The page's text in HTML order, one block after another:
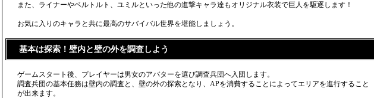
また、ライナーやベルトルト、ユミルといった他の進撃キャラ達もオリジナル衣装で巨人を駆逐します！
お気に入りのキャラと共に最高のサバイバル世界を堪能しましょう。
基本は探索！壁内と壁の外を調査しよう
ゲームスタート後、プレイヤーは男女のアバターを選び調査兵団へ入団します。
調査兵団の基本任務は壁内の調査と、壁の外の探索となり、APを消費することによってエリアを進行すること
が出来ます。